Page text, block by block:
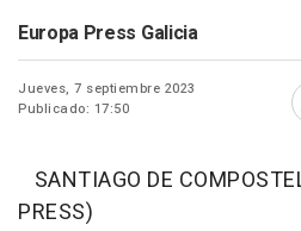
Europa Press Galicia
Jueves, 7 septiembre 2023
Publicado: 17:50
SANTIAGO DE
PRESS)